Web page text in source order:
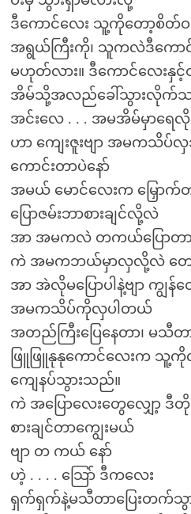
ဒီကောင်လေး သူ့ကိုတော့စိတ်ဝင်
အရွယ်ကြီးကို၊ သူကလဲဒီကောင်
မဟုတ်လား။ ဒီကောင်လေးနှ
အိမ်သို့အလည်ခေါ်သွားလိုက်
အင်းလေ . . . အမအိမ်မှာရေလို
ဟာ ကျေးဇူးဗျာ အမက
ကောင်းတာပဲနော်
အမယ် မောင်လေးက မြှောက်
ပြောဇမ်းဘာစားချင်လို့လဲ
အာ အမကလဲ တကယ်ပြောတာ
ကဲ အမကဘယ်မှာလှလို့လဲ တေ
အာ အဲလိုမပြောပါနဲ့ဗျာ ကျွ
အမကသိပ်ကိုလှပါတယ်
အတည်ကြီးပြေနေတာ၊ မသီ
ဖြူဖြူနုနုကောင်လေးက
ကျေနပ်သွားသည်။
ကဲ အပြောလေးတွေလျှော့ ဒီ
စားချင်တာကျွေးမယ်
ဗျာ တ ကယ် နော်
ဟဲ့ . . . . သြော် ဒီကလေး
ရှက်ရှက်နဲ့မသီတာပြေးတက်သွ